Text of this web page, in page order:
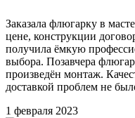
Заказала флюгарку в
цене, конструкции
получила ёмкую
выбора. Позавчера
произведён монтаж.
доставкой проблем не
1 февраля 2023